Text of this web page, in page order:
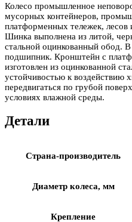
Колесо промышленное
мусорных контейнеров,
платформенных тележек,
Шинка выполнена из литой,
стальной оцинкованный обод.
подшипник. Кронштейн с
изготовлен из оцинкованной
устойчивостью к воздействию
передвигаться по грубой
условиях влажной среды.
Детали
Страна-производитель
Диаметр колеса, мм
Крепление